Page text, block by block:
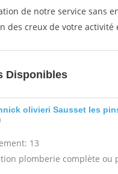
de notre service sans
des creux de votre
Disponibles
olivieri Sausset les
13
plomberie complète ou